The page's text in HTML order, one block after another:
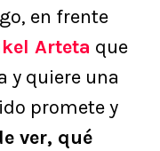
en frente
Arteta que
y quiere una
promete y
ver, qué